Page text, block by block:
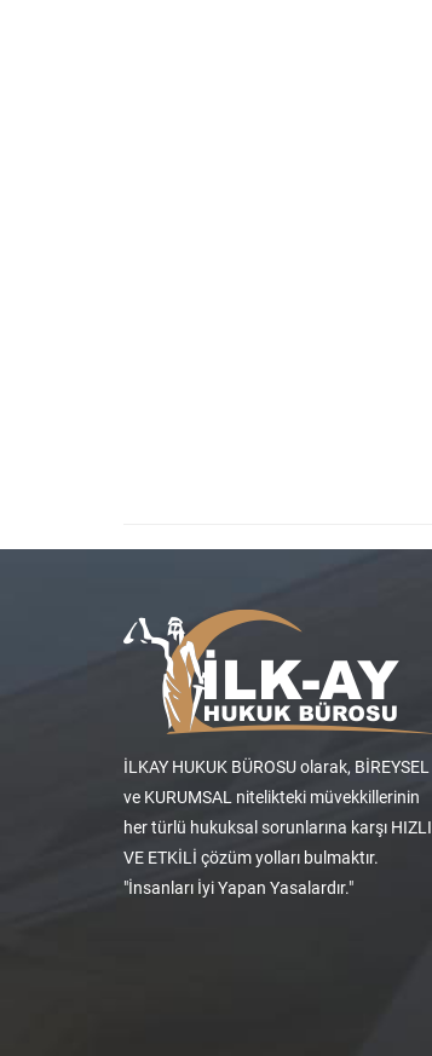
İLKAY HUKUK BÜROSU olarak, BİREYSEL
ve KURUMSAL nitelikteki müvekkillerinin
her türlü hukuksal sorunlarına karşı HIZLI
VE ETKİLİ çözüm yolları bulmaktır.
"İnsanları İyi Yapan Yasalardır."